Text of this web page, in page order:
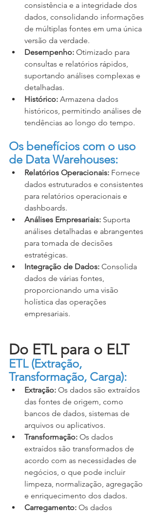
consistência e a integridade dos
dados, consolidando informações
de múltiplas fontes em uma única
versão da verdade.
Desempenho: Otimizado para
consultas e relatórios rápidos,
suportando análises complexas e
detalhadas.
Histórico: Armazena dados
históricos, permitindo análises de
tendências ao longo do tempo.
Os benefícios com o uso
de Data Warehouses:
Relatórios Operacionais: Fornece
dados estruturados e consistentes
para relatórios operacionais e
dashboards.
Análises Empresariais: Suporta
análises detalhadas e abrangentes
para tomada de decisões
estratégicas.
Integração de Dados: Consolida
dados de várias fontes,
proporcionando uma visão
holística das operações
empresariais.
Do ETL para o ELT
ETL (Extração,
Transformação, Carga):
Extração: Os dados são extraídos
das fontes de origem, como
bancos de dados, sistemas de
arquivos ou aplicativos.
Transformação: Os dados
extraídos são transformados de
acordo com as necessidades de
negócios, o que pode incluir
limpeza, normalização, agregação
e enriquecimento dos dados.
Carregamento: Os dados